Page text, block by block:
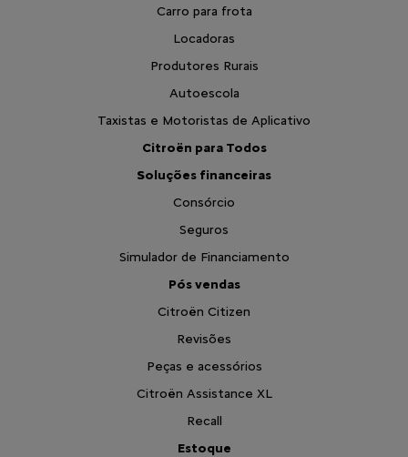
Carro para frota
Locadoras
Produtores Rurais
Autoescola
Taxistas e Motoristas de Aplicativo
Citroën para Todos
Soluções financeiras
Consórcio
Seguros
Simulador de Financiamento
Pós vendas
Citroën Citizen
Revisões
Peças e acessórios
Citroën Assistance XL
Recall
Estoque